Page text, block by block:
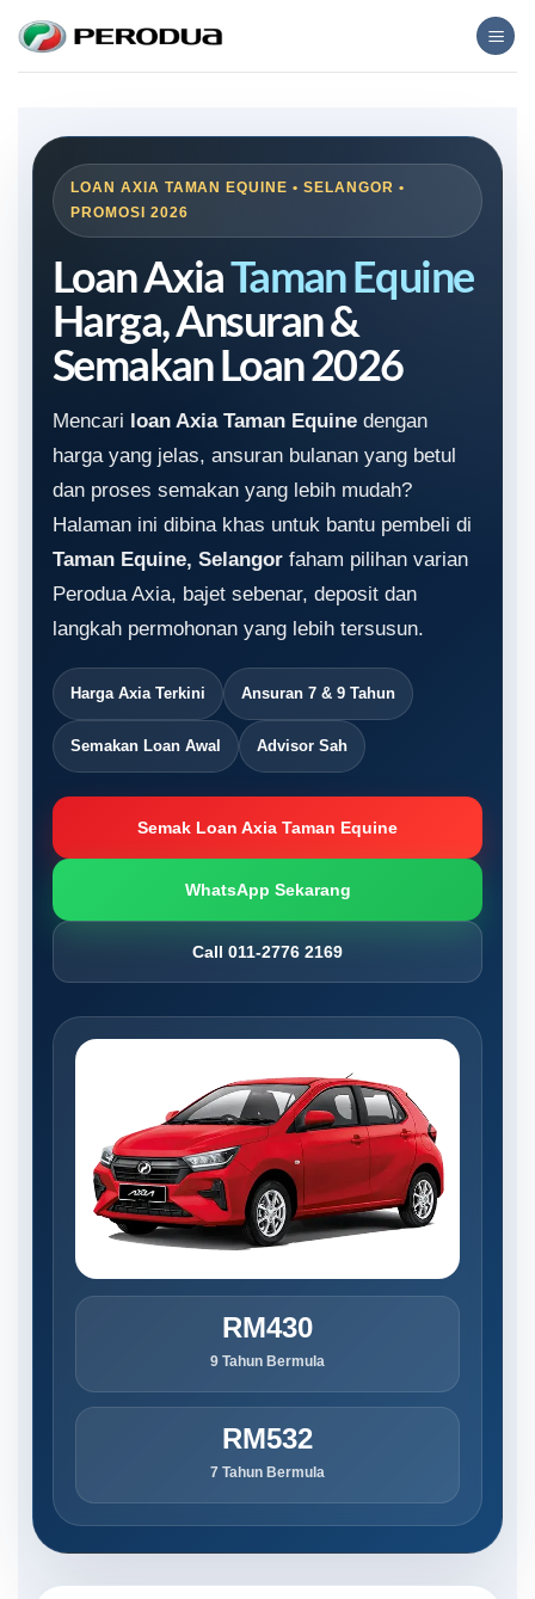
content
LOAN AXIA TAMAN EQUINE • SELANGOR •
PROMOSI 2026
Loan AxiaTaman Equine
Harga, Ansuran &
Semakan Loan 2026
Mencari loan Axia Taman Equine dengan
harga yang jelas, ansuran bulanan yang betul
dan proses semakan yang lebih mudah?
Halaman ini dibina khas untuk bantu pembeli di
Taman Equine, Selangor faham pilihan varian
Perodua Axia, bajet sebenar, deposit dan
langkah permohonan yang lebih tersusun.
Harga Axia Terkini Ansuran 7 & 9 Tahun
Semakan Loan Awal Advisor Sah
Semak Loan Axia Taman Equine
WhatsApp Sekarang
Call 011-2776 2169
RM430
9 Tahun Bermula
RM532
7 Tahun Bermula